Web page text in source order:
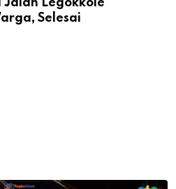
Jalan Legokkole
Selesai